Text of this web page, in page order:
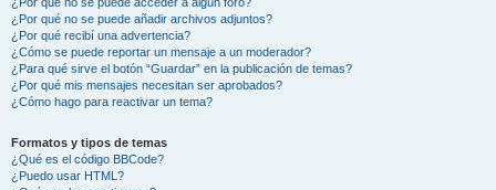
¿Por qué no se puede añadir archivos adjuntos?
¿Por qué recibí una advertencia?
¿Cómo se puede reportar un mensaje a un moderador?
¿Para qué sirve el botón “Guardar” en la publicación de temas?
¿Por qué mis mensajes necesitan ser aprobados?
¿Cómo hago para reactivar un tema?
Formatos y tipos de temas
¿Qué es el código BBCode?
¿Puedo usar HTML?